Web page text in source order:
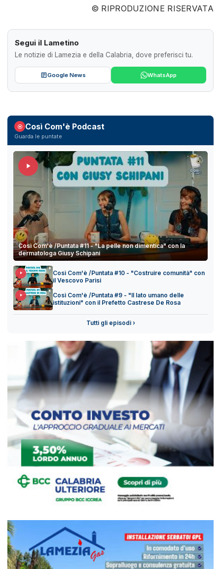
© RIPRODUZIONE RISERVATA
Segui il Lametino
Le notizie di Lamezia e della Calabria, dove preferisci tu.
Google News WhatsApp
Così Com'è Podcast
Guarda le puntate
Così Com'è /Puntata #11 - "La pelle non dimentica" con la
dermatologa Giusy Schipani
Così Com'è /Puntata #10 - "Costruire comunità" con
il Vescovo Parisi
Così Com'è /Puntata #9 - "Il lato umano delle
istituzioni" con il Prefetto Castrese De Rosa
Tutti gli episodi ›